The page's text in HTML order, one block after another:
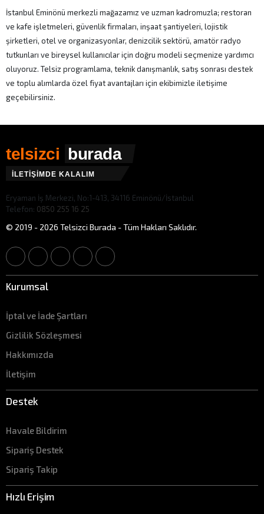
İstanbul Eminönü merkezli mağazamız ve uzman kadromuzla; restoran
ve kafe işletmeleri, güvenlik firmaları, inşaat şantiyeleri, lojistik
şirketleri, otel ve organizasyonlar, denizcilik sektörü, amatör radyo
tutkunları ve bireysel kullanıcılar için doğru modeli seçmenize yardımcı
oluyoruz. Telsiz programlama, teknik danışmanlık, satış sonrası destek
ve toplu alımlarda özel fiyat avantajları için ekibimizle iletişime
geçebilirsiniz.
telsizci burada
İLETİŞİMDE KALALIM
Eryaman İş Merkezi, No:1-413, 34116 Eminönü/İstanbul
Telefon: 0850 255 16 25
© 2019 - 2026 Telsizci Burada - Tüm Hakları Saklıdır.
Kurumsal
İptal ve İade Şartları
Gizlilik Sözleşmesi
Hakkımızda
İletişim
Destek
Havale Bildirim
Sipariş Destek
Sipariş Takip
Hızlı Erişim